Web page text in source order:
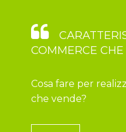
COMMERCE
Cosa fare per
che vende?